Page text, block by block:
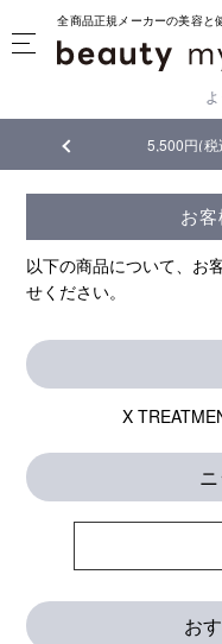
全商品正規メーカーの美容と
5,500円(税
お
以下の商品について、お
せください。
X
お